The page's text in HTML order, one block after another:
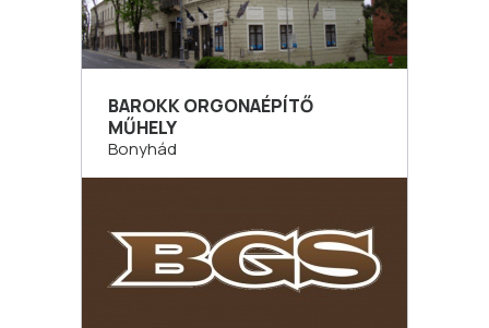
BAROKK ORGONAÉPÍTŐ
MŰHELY
Bonyhád